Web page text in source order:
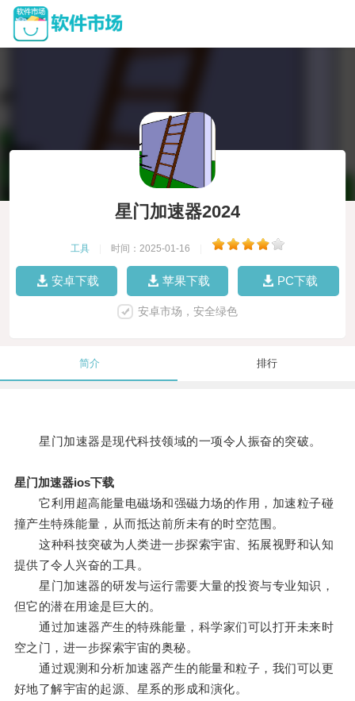
星门加速器2024
工具 时间：2025-01-16
安卓下载 苹果下载 PC下载
安卓市场，安全绿色
简介 排行
星门加速器是现代科技领域的一项令人振奋的突破。
星门加速器ios下载
它利用超高能量电磁场和强磁力场的作用，加速粒子碰
撞产生特殊能量，从而抵达前所未有的时空范围。
这种科技突破为人类进一步探索宇宙、拓展视野和认知
提供了令人兴奋的工具。
星门加速器的研发与运行需要大量的投资与专业知识，
但它的潜在用途是巨大的。
通过加速器产生的特殊能量，科学家们可以打开未来时
空之门，进一步探索宇宙的奥秘。
通过观测和分析加速器产生的能量和粒子，我们可以更
好地了解宇宙的起源、星系的形成和演化。